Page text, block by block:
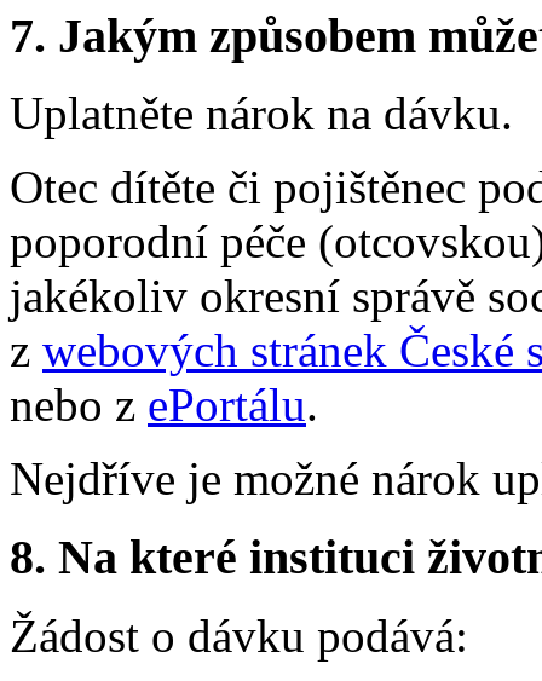
7. Jakým způsobem
Uplatněte nárok na dávku.
Otec dítěte či pojištěnec
poporodní péče
jakékoliv okresní správě
z webových stránek České
nebo z ePortálu.
Nejdříve je možné nárok
8. Na které instituci
Žádost o dávku podává: